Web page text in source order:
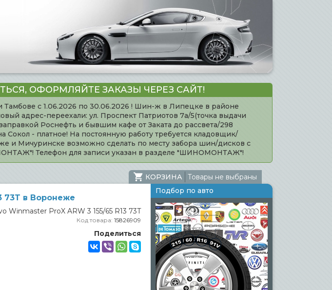
ОФОРМЛЯЙТЕ ЗАКАЗЫ ЧЕРЕЗ САЙТ!
с 1.06.2026 по 30.06.2026 ! Шин-ж в Липецке в районе
адрес-переехали: ул. Проспект Патриотов 7а/5(точка выдачи
Роснефть и бывшим кафе от Заката до рассвета/298
- платное! На постоянную работу требуется кладовщик/
и Мичуринске возможно сделать по месту забора шин/дисков с
Телефон для записи указан в разделе "ШИНОМОНТАЖ"!
КОРЗИНА Товары не выбраны
73T в Воронеже
Код товара: 15826909
Поделиться
Подбор по авто